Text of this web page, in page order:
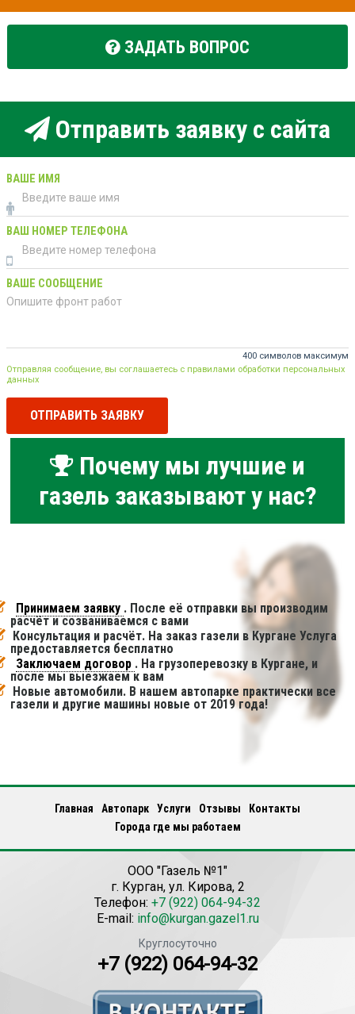
ЗАДАТЬ ВОПРОС
Отправить заявку с сайта
ВАШЕ ИМЯ
ВАШ НОМЕР ТЕЛЕФОНА
ВАШЕ СООБЩЕНИЕ
400 символов максимум
Отправляя сообщение, вы соглашаетесь с правилами обработки персональных
данных
ОТПРАВИТЬ ЗАЯВКУ
Почему мы лучшие и
газель заказывают у нас?
Принимаем заявку . После её отправки вы производим
расчёт и созваниваемся с вами
Консультация и расчёт. На заказ газели в Кургане Услуга
предоставляется бесплатно
Заключаем договор . На грузоперевозку в Кургане, и
после мы выезжаем к вам
Новые автомобили. В нашем автопарке практически все
газели и другие машины новые от 2019 года!
Главная Автопарк Услуги Отзывы
Контакты
Города где мы работаем
ООО "Газель №1"
г. Курган, ул. Кирова, 2
Телефон: +7 (922) 064-94-32
E-mail: info@kurgan.gazel1.ru
Круглосуточно
+7 (922) 064-94-32